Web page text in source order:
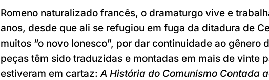
Romeno naturalizado francês, o dramaturgo vive e
anos, desde que ali se refugiou em fuga da ditadura de
muitos “o novo Ionesco”, por dar continuidade ao gênero
peças têm sido traduzidas e montadas em mais de vinte
estiveram em cartaz:A História do Comunismo Contada